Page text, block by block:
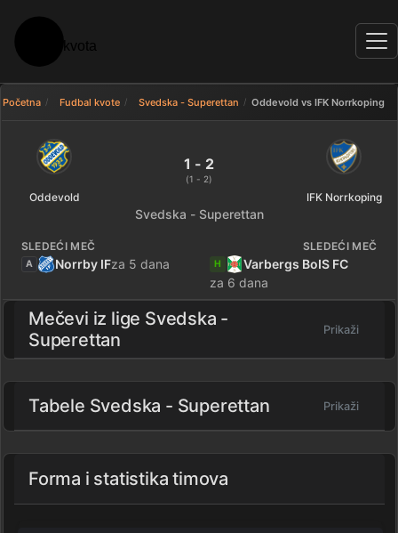
Početna Fudbal kvote Svedska - Superettan Oddevold vs IFK Norrkoping
Oddevold 1 - 2 IFK Norrkoping
Oddevold
1 - 2
(1 - 2)
IFK Norrkoping
Svedska - Superettan
SLEDEĆI MEČ
A Norrby IFza 5 dana
SLEDEĆI MEČ
H
Varbergs BoIS FC
za 6 dana
Mečevi iz lige Svedska -
Superettan
Prikaži
Tabele Svedska - Superettan Prikaži
Forma i statistika timova